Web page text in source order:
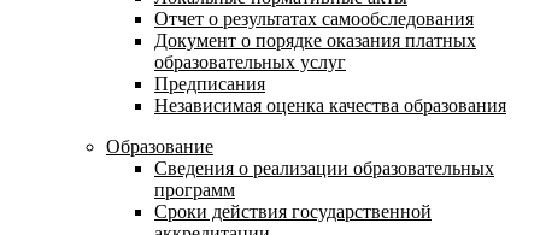
Отчет о результатах самообследования
Документ о порядке оказания платных
образовательных услуг
Предписания
Независимая оценка качества образования
Образование
Сведения о реализации образовательных
программ
Сроки действия государственной